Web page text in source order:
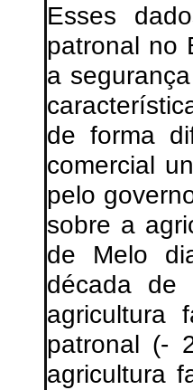
Esses
patronal no
a
de forma
comercial
pelo
sobre a
de Melo
década de
agricultura
patronal (-
agricultura